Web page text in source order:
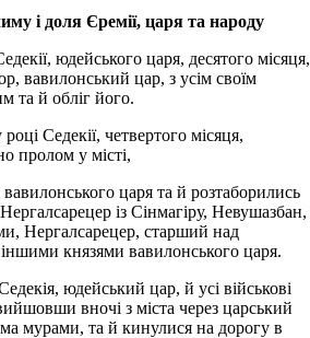
і доля Єремії, царя та народу
юдейського царя, десятого місяця,
вавилонський цар, з усім своїм
та й обліг його.
Седекії, четвертого місяця,
пролом у місті,
царя та й розтаборились
із Сінмагіру, Невушазбан,
Нергалсарецер, старший над
князями вавилонського царя.
юдейський цар, й усі військові
вночі з міста через царський
мурами, та й кинулися на дорогу в